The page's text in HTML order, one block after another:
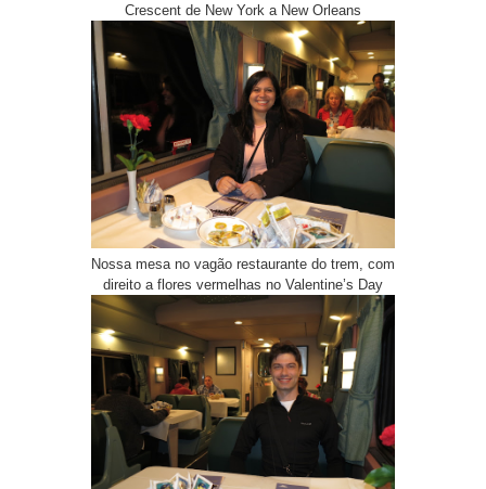
Crescent de New York a New Orleans
Nossa mesa no vagão restaurante do trem, com
direito a flores vermelhas no Valentine’s Day